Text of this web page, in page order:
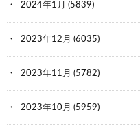
2024年1月 (5839)
2023年12月 (6035)
2023年11月 (5782)
2023年10月 (5959)